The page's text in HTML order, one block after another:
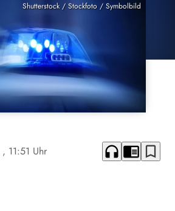
Shutterstock / Stockfoto / Symbolbild
, 11:51 Uhr headphones chrome_reader_mode bookmark_border